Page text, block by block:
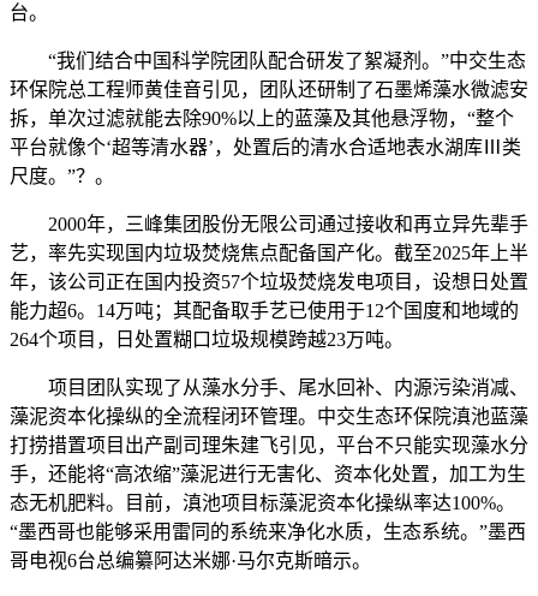
台。
“我们结合中国科学院团队配合研发了絮凝剂。”中交生态
环保院总工程师黄佳音引见，团队还研制了石墨烯藻水微滤安
拆，单次过滤就能去除90%以上的蓝藻及其他悬浮物，“整个
平台就像个‘超等清水器’，处置后的清水合适地表水湖库Ⅲ类
尺度。”？。
2000年，三峰集团股份无限公司通过接收和再立异先辈手
艺，率先实现国内垃圾焚烧焦点配备国产化。截至2025年上半
年，该公司正在国内投资57个垃圾焚烧发电项目，设想日处置
能力超6。14万吨；其配备取手艺已使用于12个国度和地域的
264个项目，日处置糊口垃圾规模跨越23万吨。
项目团队实现了从藻水分手、尾水回补、内源污染消减、
藻泥资本化操纵的全流程闭环管理。中交生态环保院滇池蓝藻
打捞措置项目出产副司理朱建飞引见，平台不只能实现藻水分
手，还能将“高浓缩”藻泥进行无害化、资本化处置，加工为生
态无机肥料。目前，滇池项目标藻泥资本化操纵率达100%。
“墨西哥也能够采用雷同的系统来净化水质，生态系统。”墨西
哥电视6台总编纂阿达米娜·马尔克斯暗示。